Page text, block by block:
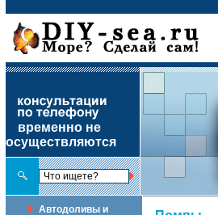
временно не
осуществляются
Автодоливы и